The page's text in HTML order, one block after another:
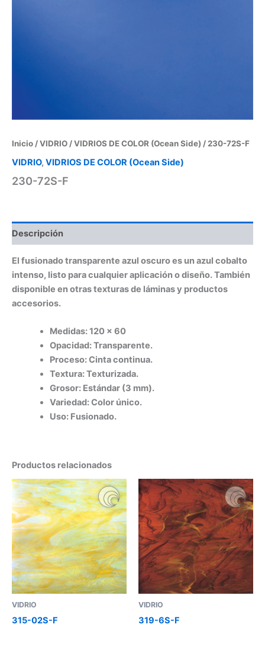
Inicio /VIDRIO /VIDRIOS DE COLOR (Ocean Side) / 230-72S-F
VIDRIO, VIDRIOS DE COLOR (Ocean Side)
230-72S-F
Descripción
El fusionado transparente azul oscuro es un azul cobalto
intenso, listo para cualquier aplicación o diseño. También
disponible en otras texturas de láminas y productos
accesorios.
Medidas: 120 x 60
Opacidad: Transparente.
Proceso: Cinta continua.
Textura: Texturizada.
Grosor: Estándar (3 mm).
Variedad: Color único.
Uso: Fusionado.
Productos relacionados
VIDRIO
315-02S-F
VIDRIO
319-6S-F